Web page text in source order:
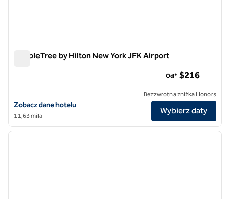
DoubleTree by Hilton New York JFK Airport
Zobacz szczegóły hotelu DoubleTree by Hilton New York JFK Airport
Zobacz dane hotelu
11,63 mila
Od* $216
Bezzwrotna zniżka Honors
Wybierz daty
1/12
1 z 12